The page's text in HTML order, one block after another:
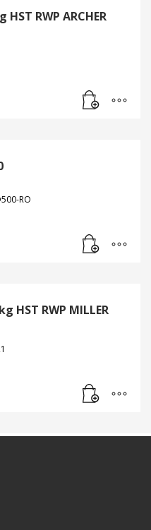
RWP ARCHER
RO
HST RWP MILLER